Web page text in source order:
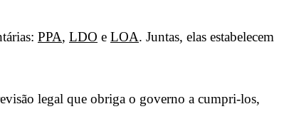
PPA, LDO e LOA. Juntas, elas estabelecem
legal que obriga o governo a cumpri-los,